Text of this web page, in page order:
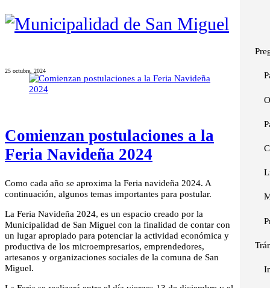
25 octubre, 2024
Comienzan postulaciones a la
Feria Navideña 2024
Como cada año se aproxima la Feria navideña 2024. A
continuación, algunos temas importantes para postular.
La Feria Navideña 2024, es un espacio creado por la
Municipalidad de San Miguel con la finalidad de contar con
un lugar apropiado para potenciar la actividad económica y
productiva de los microempresarios, emprendedores,
artesanos y organizaciones sociales de la comuna de San
Miguel.